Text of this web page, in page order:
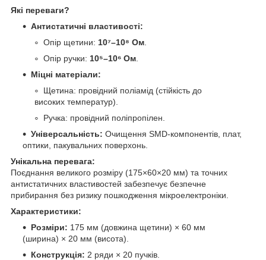
Які переваги?
Антистатичні властивості:
Опір щетини: 10⁷–10⁸ Ом
Опір ручки: 10⁵–10⁶ Ом
Міцні матеріали:
Щетина: провідний поліамід (стійкість до
високих температур).
Ручка: провідний поліпропілен.
Універсальність: Очищення SMD-компонентів, плат,
оптики, пакувальних поверхонь.
Унікальна перевага:
Поєднання великого розміру (175×60×20 мм) та точних
антистатичних властивостей забезпечує безпечне
прибирання без ризику пошкодження мікроелектроніки.
Характеристики:
Розміри: 175 мм (довжина щетини) × 60 мм
(ширина) × 20 мм (висота).
Конструкція: 2 ряди × 20 пучків.